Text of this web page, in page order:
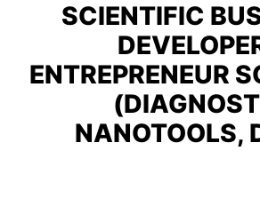
SCIENTIFIC
ENTREPRENEUR
NANOTOOLS,